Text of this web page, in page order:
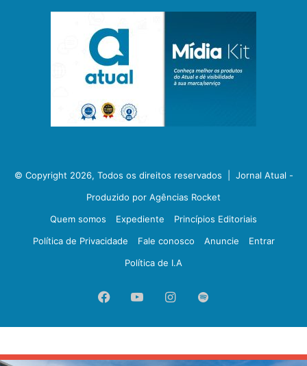
© Copyright 2026, Todos os direitos reservados | Jornal Atual -
Produzido por Agências Rocket
Quem somos
Expediente
Princípios Editoriais
Política de Privacidade
Fale conosco Anuncie
Entrar
Política de I.A
FacebookYouTubeInstagram
Spotify